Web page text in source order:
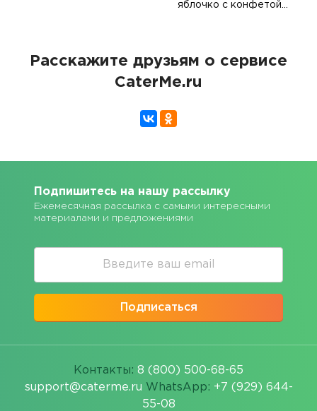
яблочко с конфетой…
Расскажите друзьям о сервисе
CaterMe.ru
Подпишитесь на нашу рассылку
Ежемесячная рассылка с самыми интересными
материалами и предложениями
Подписаться
Контакты: 8 (800) 500-68-65
support@caterme.ru WhatsApp: +7 (929) 644-
55-08